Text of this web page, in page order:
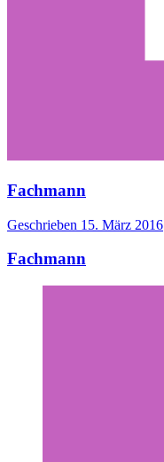
Fachmann
Geschrieben 15. März 2016
Fachmann